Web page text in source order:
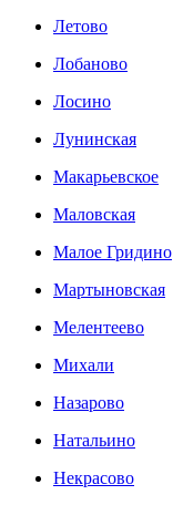
Летово
Лобаново
Лосино
Лунинская
Макарьевское
Маловская
Малое Гридино
Мартыновская
Мелентеево
Михали
Назарово
Натальино
Некрасово